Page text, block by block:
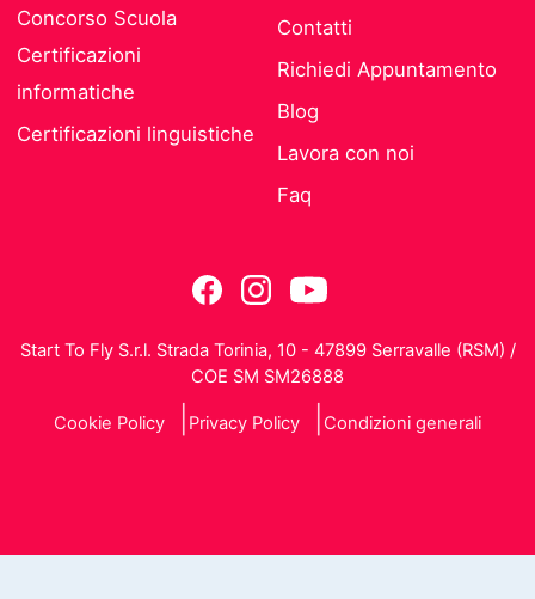
Concorso Scuola
Certificazioni
informatiche
Certificazioni linguistiche
Contatti
Richiedi Appuntamento
Blog
Lavora con noi
Faq
Start To Fly S.r.l. Strada Torinia, 10 - 47899 Serravalle (RSM) /
COE SM SM26888
Cookie Policy Privacy Policy Condizioni generali